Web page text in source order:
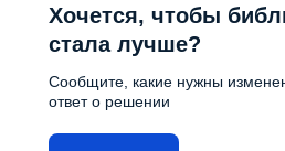
Хочется, чтобы
стала лучше?
Сообщите, какие нужны
ответ о решении